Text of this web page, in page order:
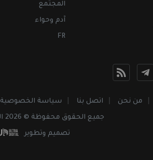
المجتمع
آدم وحواء
FR
من نحن اتصل بنا سياسة الخصوصية
جميع الحقوق محفوظة © 2026 النهار أونلاين
تصميم وتطوير